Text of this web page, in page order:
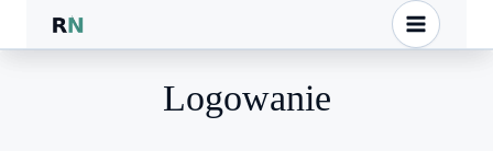
Przejdź
do
Logowanie